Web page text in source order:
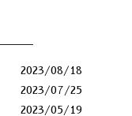
2023/08/18
2023/07/25
2023/05/19